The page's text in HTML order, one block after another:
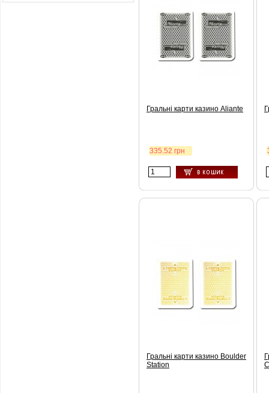
Гральні карти казино Aliante
335.52 грн
Гральні карти казино Boulder
Station